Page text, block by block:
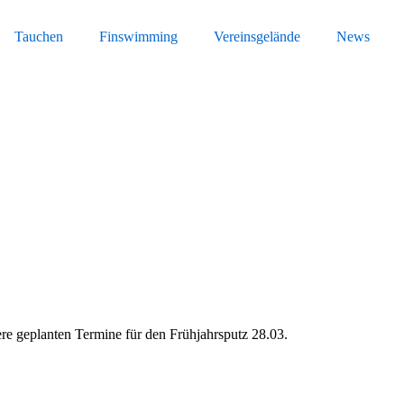
Tauchen Finswimming Vereinsgelände News
geplanten Termine für den Frühjahrsputz 28.03.